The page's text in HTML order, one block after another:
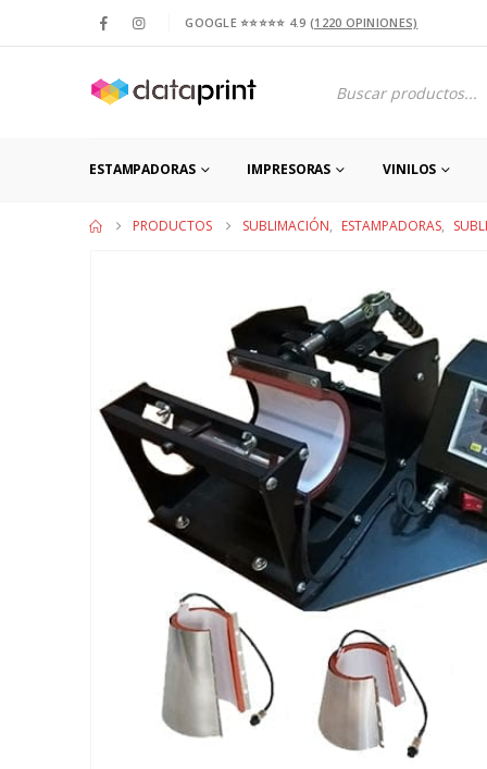
GOOGLE ⭐⭐⭐⭐⭐ 4.9 (1220 OPINIONES)
search
ESTAMPADORAS IMPRESORAS VINILOS
PRODUCTOS SUBLIMACIÓN, ESTAMPADORAS,